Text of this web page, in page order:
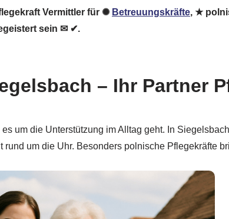
Vermittler für ✺ Betreuungskräfte, ★
sein ✉ ✔.
– Ihr Partner
um die Unterstützung im Alltag geht. In
rund um die Uhr. Besonders polnische Pflegekräfte